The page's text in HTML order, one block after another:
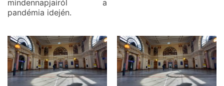
mindennapjairól a
pandémia idején.